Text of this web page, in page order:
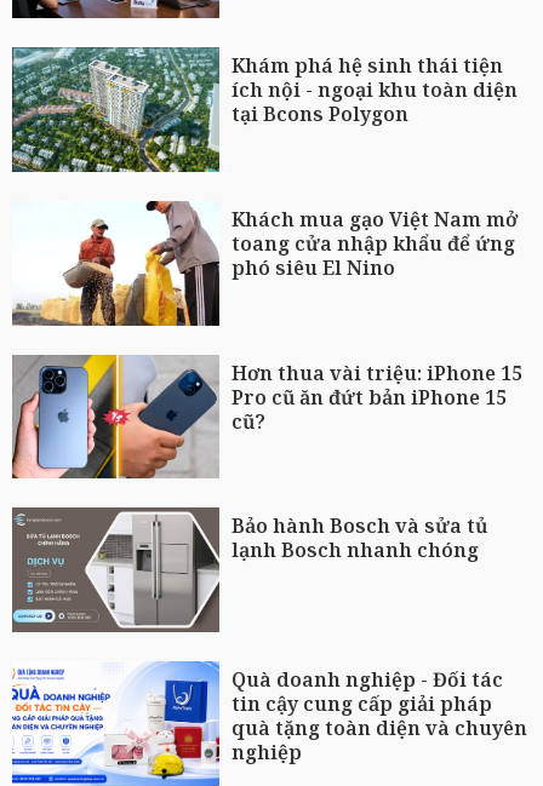
Khám phá hệ sinh thái tiện
ích nội - ngoại khu toàn diện
tại Bcons Polygon
Khách mua gạo Việt Nam mở
toang cửa nhập khẩu để ứng
phó siêu El Nino
Hơn thua vài triệu: iPhone 15
Pro cũ ăn đứt bản iPhone 15
cũ?
Bảo hành Bosch và sửa tủ
lạnh Bosch nhanh chóng
Quà doanh nghiệp - Đối tác
tin cậy cung cấp giải pháp
quà tặng toàn diện và chuyên
nghiệp